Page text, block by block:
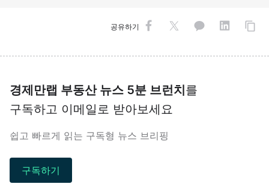
공유하기
경제만랩 부동산 뉴스 5분 브런치를
구독하고 이메일로 받아보세요
쉽고 빠르게 읽는 구독형 뉴스 브리핑
구독하기